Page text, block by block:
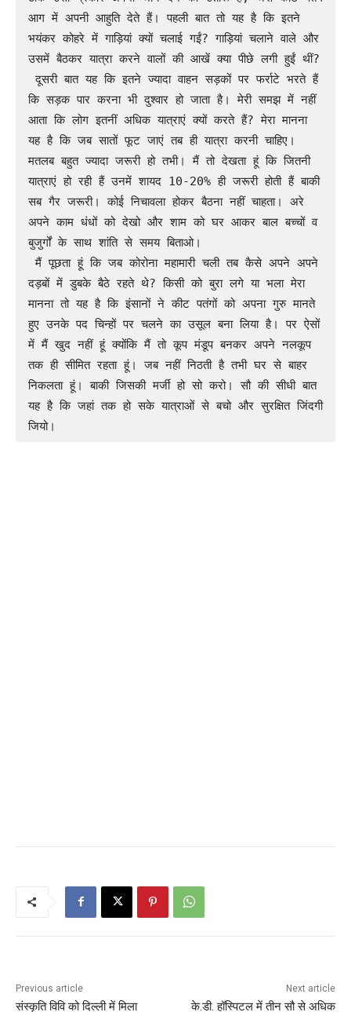
आग में अपनी आहुति देते हैं। पहली बात तो यह है कि इतने
भयंकर कोहरे में गाड़ियां क्यों चलाई गईं? गाड़ियां चलाने वाले और
उसमें बैठकर यात्रा करने वालों की आखें क्या पीछे लगी हुईं थीं?
दूसरी बात यह कि इतने ज्यादा वाहन सड़कों पर फर्राटे भरते हैं
कि सड़क पार करना भी दुश्वार हो जाता है। मेरी समझ में नहीं
आता कि लोग इतनीं अधिक यात्राएं क्यों करते हैं? मेरा मानना
यह है कि जब सातों फूट जाएं तब ही यात्रा करनी चाहिए।
मतलब बहुत ज्यादा जरूरी हो तभी। मैं तो देखता हूं कि जितनी
यात्राएं हो रही हैं उनमें शायद 10-20% ही जरूरी होती हैं बाकी
सब गैर जरूरी। कोई निचावला होकर बैठना नहीं चाहता। अरे
अपने काम धंधों को देखो और शाम को घर आकर बाल बच्चों व
बुजुर्गों के साथ शांति से समय बिताओ।
मैं पूछता हूं कि जब कोरोना महामारी चली तब कैसे अपने अपने
दड़बों में डुबके बैठे रहते थे? किसी को बुरा लगे या भला मेरा
मानना तो यह है कि इंसानों ने कीट पतंगों को अपना गुरु मानते
हुए उनके पद चिन्हों पर चलने का उसूल बना लिया है। पर ऐसों
में मैं खुद नहीं हूं क्योंकि मैं तो कूप मंडूप बनकर अपने नलकूप
तक ही सीमित रहता हूं। जब नहीं निठती है तभी घर से बाहर
निकलता हूं। बाकी जिसकी मर्जी हो सो करो। सौ की सीधी बात
यह है कि जहां तक हो सके यात्राओं से बचो और सुरक्षित जिंदगी
जियो।
Previous article
संस्कृति विवि को दिल्ली में मिला
Next article
के.डी. हॉस्पिटल में तीन सौ से अधिक